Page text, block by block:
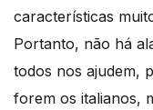
características
Portanto, não há
todos nos ajudem,
forem os italianos,